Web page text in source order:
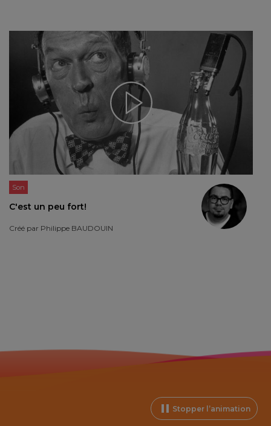
Son
C'est un peu fort!
Créé par Philippe BAUDOUIN
Stopper l’animation